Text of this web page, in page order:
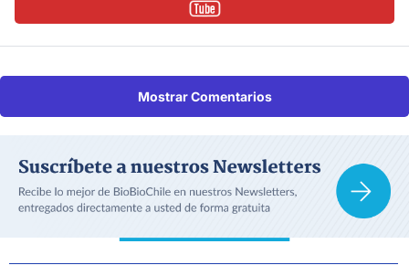
Mostrar Comentarios